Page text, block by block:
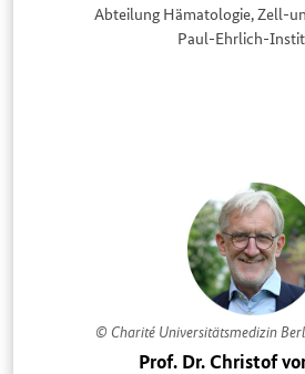
Abteilung Hämatologie, Zell-
Paul-Ehrlich-
© Charité Universitätsmedizin
Prof. Dr. Christof